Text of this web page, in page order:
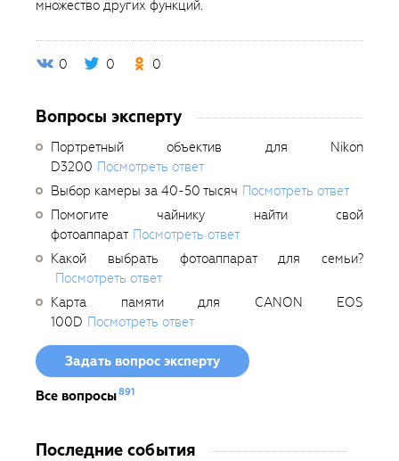
множество других функций.
0 0 0
Вопросы эксперту
Портретный объектив для Nikon
D3200 Посмотреть ответ
Выбор камеры за 40-50 тысяч Посмотреть ответ
Помогите чайнику найти свой
фотоаппарат Посмотреть ответ
Какой выбрать фотоаппарат для семьи?
Посмотреть ответ
Карта памяти для CANON EOS
100D Посмотреть ответ
Задать вопрос эксперту
Все вопросы891
Последние события